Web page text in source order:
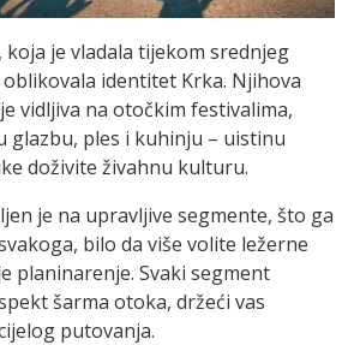
je vladala tijekom srednjeg
identitet Krka. Njihova
vidljiva na otočkim festivalima,
glazbu, ples i kuhinju – uistinu
doživite živahnu kulturu.
je na upravljive segmente, što ga
bilo da više volite ležerne
planinarenje. Svaki segment
šarma otoka, držeći vas
putovanja.